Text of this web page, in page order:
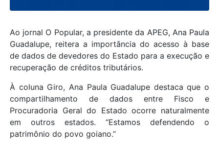
Ao jornal O Popular, a presidente da APEG, Ana Paula
Guadalupe, reitera a importância do acesso à base
de dados de devedores do Estado para a execução e
recuperação de créditos tributários.
À coluna Giro, Ana Paula Guadalupe destaca que o
compartilhamento de dados entre Fisco e
Procuradoria Geral do Estado ocorre naturalmente
em outros estados. “Estamos defendendo o
patrimônio do povo goiano.”